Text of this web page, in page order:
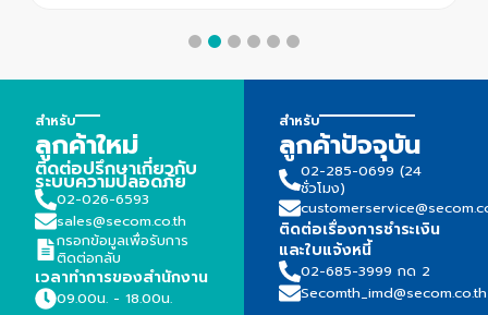
สำหรับ
ลูกค้าใหม่
ติดต่อปรึกษาเกี่ยวกับ
ระบบความปลอดภัย
02-026-6593
sales@secom.co.th
กรอกข้อมูลเพื่อรับการ
ติดต่อกลับ
เวลาทำการของสำนักงาน
09.00น. - 18.00น.
สำหรับ
ลูกค้าปัจจุบัน
02-285-0699 (24
ชั่วโมง)
ติดต่อเรื่องการชำระเงิน
และใบแจ้งหนี้
02-685-3999 กด 2
Secomth_imd@secom.co.th